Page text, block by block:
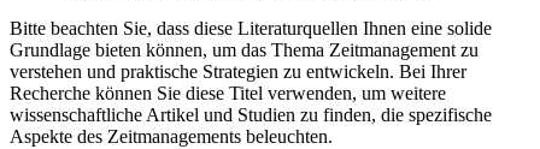
Bitte beachten Sie, dass diese Literaturquellen Ihnen eine solide
Grundlage bieten können, um das Thema Zeitmanagement zu
verstehen und praktische Strategien zu entwickeln. Bei Ihrer
Recherche können Sie diese Titel verwenden, um weitere
wissenschaftliche Artikel und Studien zu finden, die spezifische
Aspekte des Zeitmanagements beleuchten.